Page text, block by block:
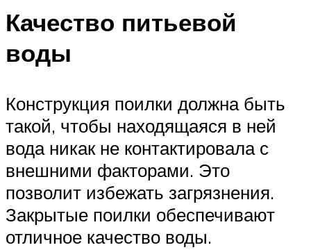
Качество питьевой
воды
Конструкция поилки должна быть
такой, чтобы находящаяся в ней
вода никак не контактировала с
внешними факторами. Это
позволит избежать загрязнения.
Закрытые поилки обеспечивают
отличное качество воды.